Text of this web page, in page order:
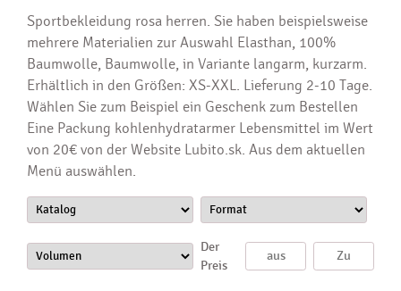
Sportbekleidung rosa herren. Sie haben beispielsweise
mehrere Materialien zur Auswahl Elasthan, 100%
Baumwolle, Baumwolle, in Variante langarm, kurzarm.
Erhältlich in den Größen: XS-XXL. Lieferung 2-10 Tage.
Wählen Sie zum Beispiel ein Geschenk zum Bestellen
Eine Packung kohlenhydratarmer Lebensmittel im Wert
von 20€ von der Website Lubito.sk. Aus dem aktuellen
Menü auswählen.
Der
Preis